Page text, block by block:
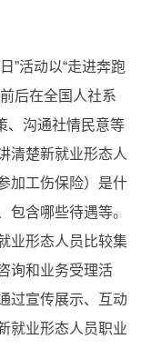
”活动以“走进奔跑
后在全国人社系
、沟通社情民意等
清楚新就业形态人
加工伤保险）是什
包含哪些待遇等。
业形态人员比较集
询和业务受理活
过宣传展示、互动
就业形态人员职业